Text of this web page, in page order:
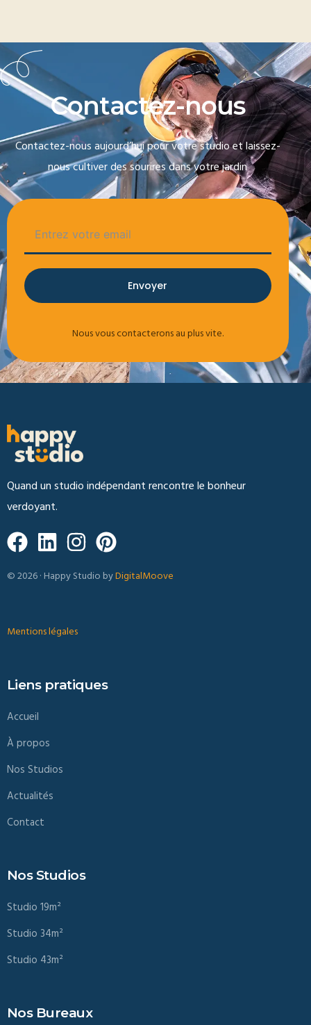
Contactez-nous
Contactez-nous aujourd’hui pour votre studio et laissez-
nous cultiver des sourires dans votre jardin
Envoyer
Nous vous contacterons au plus vite.
Quand un studio indépendant rencontre le bonheur
verdoyant.
© 2026 · Happy Studio byDigitalMoove
Mentions légales
Liens pratiques
Accueil
À propos
Nos Studios
Actualités
Contact
Nos Studios
Studio 19m²
Studio 34m²
Studio 43m²
Nos Bureaux